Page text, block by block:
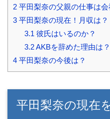
2 平田梨奈の父親の仕事は
3 平田梨奈の現在！月収は？
3.1 彼氏はいるのか？
3.2AKBを辞めた理由は？
4 平田梨奈の今後は？
平田梨奈の現在